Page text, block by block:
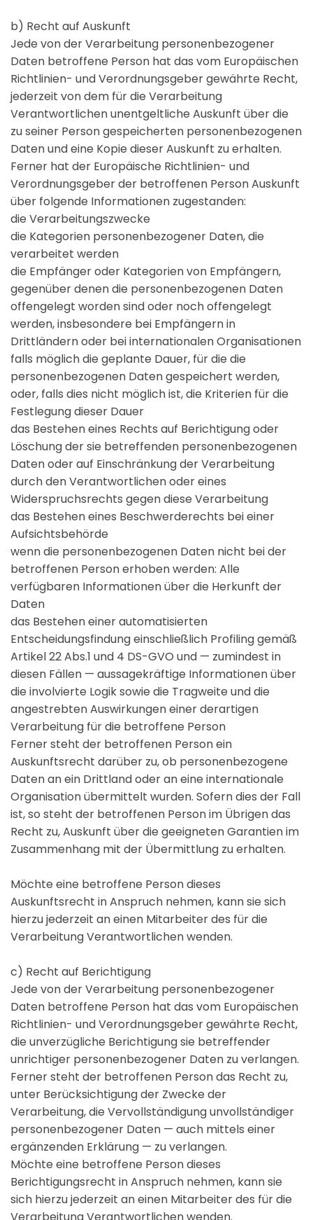
b) Recht auf Auskunft
Jede von der Verarbeitung personenbezogener
Daten betroffene Person hat das vom Europäischen
Richtlinien- und Verordnungsgeber gewährte Recht,
jederzeit von dem für die Verarbeitung
Verantwortlichen unentgeltliche Auskunft über die
zu seiner Person gespeicherten personenbezogenen
Daten und eine Kopie dieser Auskunft zu erhalten.
Ferner hat der Europäische Richtlinien- und
Verordnungsgeber der betroffenen Person Auskunft
über folgende Informationen zugestanden:
die Verarbeitungszwecke
die Kategorien personenbezogener Daten, die
verarbeitet werden
die Empfänger oder Kategorien von Empfängern,
gegenüber denen die personenbezogenen Daten
offengelegt worden sind oder noch offengelegt
werden, insbesondere bei Empfängern in
Drittländern oder bei internationalen Organisationen
falls möglich die geplante Dauer, für die die
personenbezogenen Daten gespeichert werden,
oder, falls dies nicht möglich ist, die Kriterien für die
Festlegung dieser Dauer
das Bestehen eines Rechts auf Berichtigung oder
Löschung der sie betreffenden personenbezogenen
Daten oder auf Einschränkung der Verarbeitung
durch den Verantwortlichen oder eines
Widerspruchsrechts gegen diese Verarbeitung
das Bestehen eines Beschwerderechts bei einer
Aufsichtsbehörde
wenn die personenbezogenen Daten nicht bei der
betroffenen Person erhoben werden: Alle
verfügbaren Informationen über die Herkunft der
Daten
das Bestehen einer automatisierten
Entscheidungsfindung einschließlich Profiling gemäß
Artikel 22 Abs.1 und 4 DS-GVO und — zumindest in
diesen Fällen — aussagekräftige Informationen über
die involvierte Logik sowie die Tragweite und die
angestrebten Auswirkungen einer derartigen
Verarbeitung für die betroffene Person
Ferner steht der betroffenen Person ein
Auskunftsrecht darüber zu, ob personenbezogene
Daten an ein Drittland oder an eine internationale
Organisation übermittelt wurden. Sofern dies der Fall
ist, so steht der betroffenen Person im Übrigen das
Recht zu, Auskunft über die geeigneten Garantien im
Zusammenhang mit der Übermittlung zu erhalten.
Möchte eine betroffene Person dieses
Auskunftsrecht in Anspruch nehmen, kann sie sich
hierzu jederzeit an einen Mitarbeiter des für die
Verarbeitung Verantwortlichen wenden.
c) Recht auf Berichtigung
Jede von der Verarbeitung personenbezogener
Daten betroffene Person hat das vom Europäischen
Richtlinien- und Verordnungsgeber gewährte Recht,
die unverzügliche Berichtigung sie betreffender
unrichtiger personenbezogener Daten zu verlangen.
Ferner steht der betroffenen Person das Recht zu,
unter Berücksichtigung der Zwecke der
Verarbeitung, die Vervollständigung unvollständiger
personenbezogener Daten — auch mittels einer
ergänzenden Erklärung — zu verlangen.
Möchte eine betroffene Person dieses
Berichtigungsrecht in Anspruch nehmen, kann sie
sich hierzu jederzeit an einen Mitarbeiter des für die
Verarbeitung Verantwortlichen wenden.